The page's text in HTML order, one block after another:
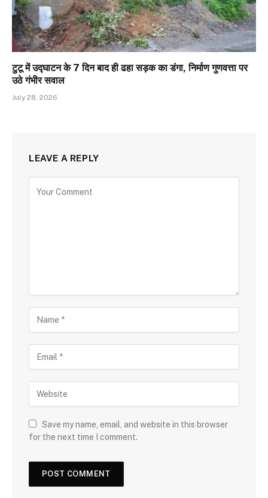
टुटू में उद्घाटन के 7 दिन बाद ही ढहा सड़क का डंगा, निर्माण गुणवत्ता पर
उठे गंभीर सवाल
July 28, 2026
LEAVE A REPLY
Save my name, email, and website in this browser
for the next time I comment.